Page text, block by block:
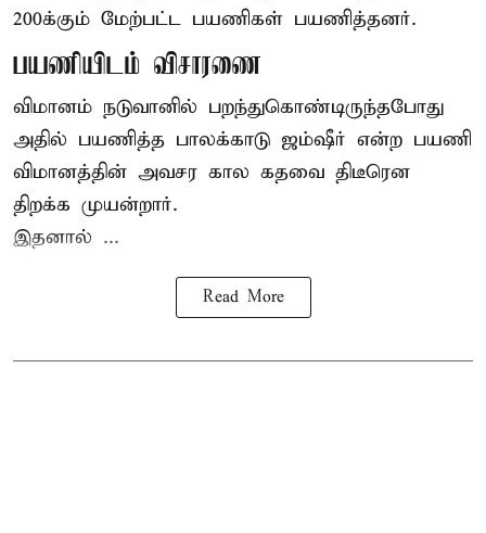
200க்கும் மேற்பட்ட பயணிகள் பயணித்தனர்.
பயணியிடம் விசாரணை
விமானம் நடுவானில் பறந்துகொண்டிருந்தபோது
அதில் பயணித்த பாலக்காடு ஜம்ஷீர் என்ற பயணி
விமானத்தின் அவசர கால கதவை திடீரென
திறக்க முயன்றார்.
இதனால் ...
Read More